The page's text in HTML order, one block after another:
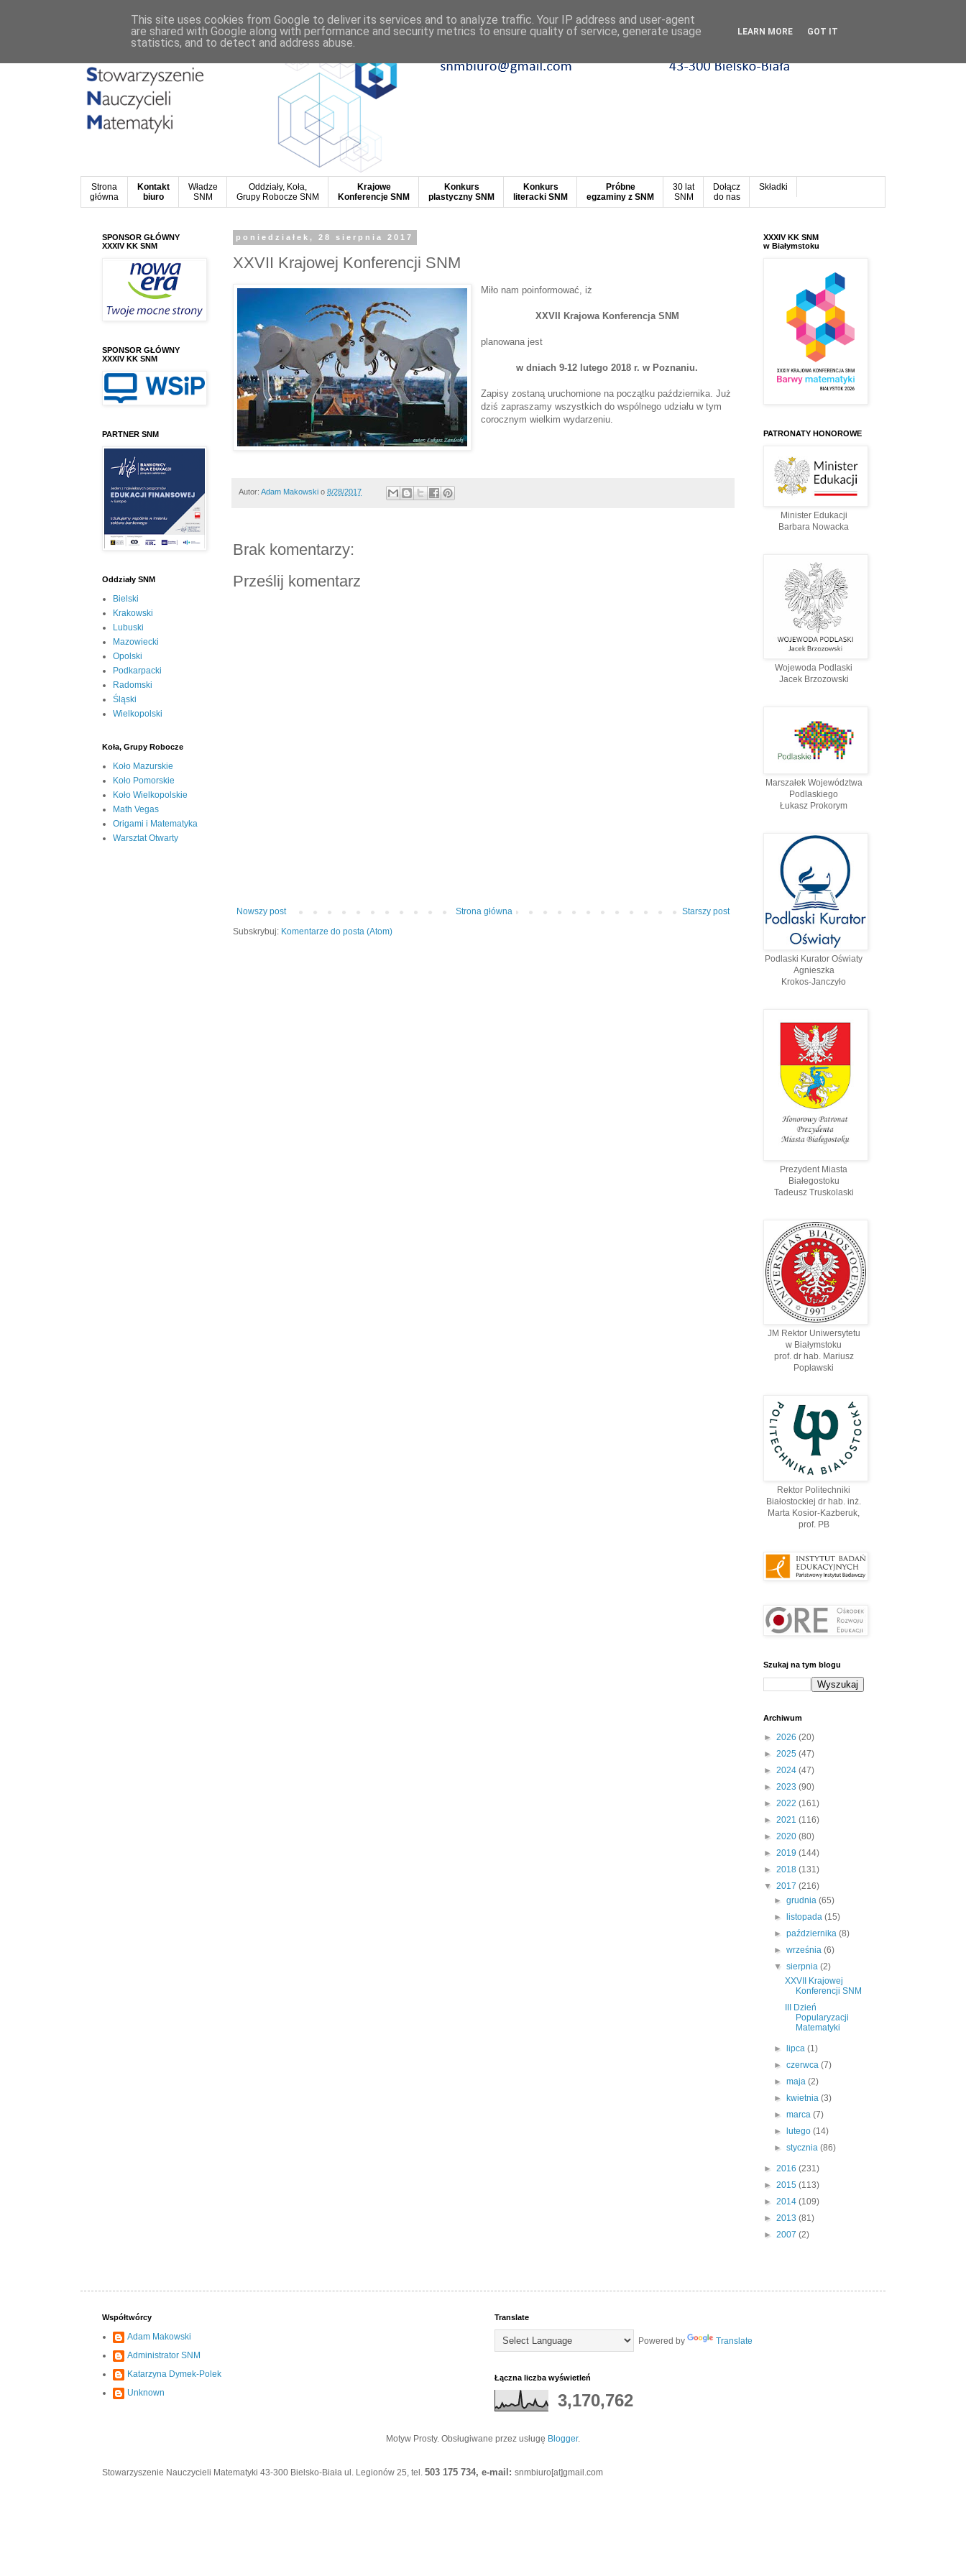
Strona
główna
Kontakt
biuro
Władze
SNM
Oddziały, Koła,
Grupy Robocze SNM
Krajowe
Konferencje SNM
Konkurs
plastyczny SNM
Konkurs
literacki SNM
Próbne
egzaminy z SNM
30 lat
SNM
Dołącz
do nas
Składki
poniedziałek, 28 sierpnia 2017
XXVII Krajowej Konferencji SNM
Miło nam poinformować, iż
XXVII Krajowa Konferencja SNM
planowana jest
w dniach 9-12 lutego 2018 r. w Poznaniu.
Zapisy zostaną uruchomione na początku października. Już
dziś zapraszamy wszystkich do wspólnego udziału w tym
corocznym wielkim wydarzeniu.
Autor: Adam Makowski o 8/28/2017
Brak komentarzy:
Prześlij komentarz
Nowszy post Starszy post
Strona główna
Subskrybuj: Komentarze do posta (Atom)
SPONSOR GŁÓWNY
XXXIV KK SNM
SPONSOR GŁÓWNY
XXXIV KK SNM
PARTNER SNM
Oddziały SNM
Bielski
Krakowski
Lubuski
Mazowiecki
Opolski
Podkarpacki
Radomski
Śląski
Wielkopolski
Koła, Grupy Robocze
Koło Mazurskie
Koło Pomorskie
Koło Wielkopolskie
Math Vegas
Origami i Matematyka
Warsztat Otwarty
XXXIV KK SNM
w Białymstoku
PATRONATY HONOROWE
Minister Edukacji
Barbara Nowacka
Wojewoda Podlaski
Jacek Brzozowski
Marszałek Województwa
Podlaskiego
Łukasz Prokorym
Podlaski Kurator Oświaty
Agnieszka
Krokos-Janczyło
Prezydent Miasta
Białegostoku
Tadeusz Truskolaski
JM Rektor Uniwersytetu
w Białymstoku
prof. dr hab. Mariusz
Popławski
Rektor Politechniki
Białostockiej dr hab. inż.
Marta Kosior-Kazberuk,
prof. PВ
Szukaj na tym blogu
Archiwum
► 2026 (20)
► 2025 (47)
► 2024 (47)
► 2023 (90)
► 2022 (161)
► 2021 (116)
► 2020 (80)
► 2019 (144)
► 2018 (131)
▼ 2017 (216)
►grudnia(65)
►
listopada(15)
►października(8)
►września(6)
▼sierpnia(2)
XXVII Krajowej
Konferencji SNM
III Dzień
Popularyzacji
Matematyki
► lipca(1)
►czerwca(7)
►maja(2)
►
kwietnia(3)
►marca(7)
►
lutego(14)
►stycznia(86)
► 2016 (231)
► 2015 (113)
► 2014 (109)
► 2013 (81)
► 2007 (2)
Współtwórcy
Adam Makowski
Administrator SNM
Katarzyna Dymek-Polek
Unknown
Translate
Powered by Translate
Łączna liczba wyświetleń
3,170,762
Motyw Prosty. Obsługiwane przez usługę Blogger.
Stowarzyszenie Nauczycieli Matematyki 43-300 Bielsko-Biała ul. Legionów 25, tel. 503 175 734, e-mail: snmbiuro[at]gmail.com
This site uses cookies from Google to deliver its services and to analyze traffic. Your IP address and user-agent
are shared with Google along with performance and security metrics to ensure quality of service, generate usage
statistics, and to detect and address abuse.
LEARN MORE GOT IT